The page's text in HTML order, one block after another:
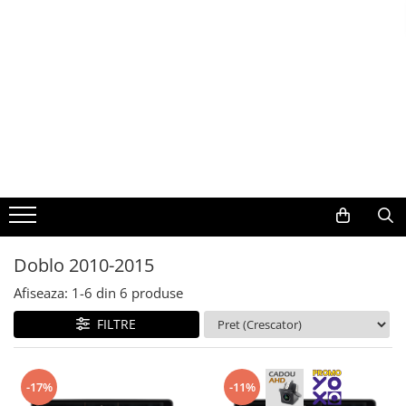
Volkswagen
Audi
Mercedes Benz
Ford
Skoda
Doblo 2010-2015
Afiseaza: 1-6 din 6 produse
FILTRE
-17% -11%